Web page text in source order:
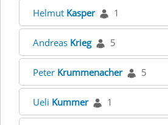
Helmut Kasper 1
Andreas Krieg 5
Peter Krummenacher 5
Ueli Kummer 1